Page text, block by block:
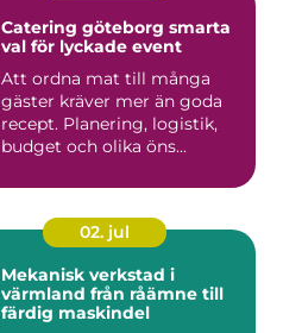
Catering göteborg smarta
val för lyckade event
Att ordna mat till många
gäster kräver mer än goda
recept. Planering, logistik,
budget och olika öns...
02. jul
Mekanisk verkstad i
värmland från råämne till
färdig maskindel